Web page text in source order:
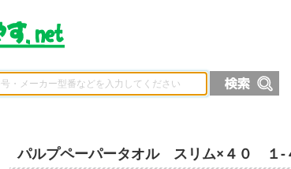
パルプペーパータオル スリム×４０ １‐